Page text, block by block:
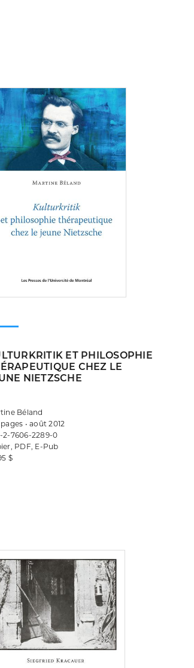
ET PHILOSOPHIE
CHEZ LE
NIETZSCHE
Béland
• août 2012
2-7606-2289-0
PDF, E-Pub
$